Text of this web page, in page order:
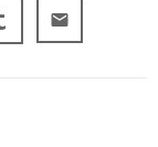
email